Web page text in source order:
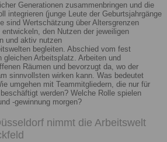
Generationen zusammenbringen und die
integrieren (junge Leute der Geburtsjahrgänge
sind Wertschätzung über Altersgrenzen
entwickeln, den Nutzen der jeweiligen
und aktiv nutzen
begleiten. Abschied vom fest
gleichen Arbeitsplatz. Arbeiten und
Räumen und bevorzugt da, wo der
sinnvollsten wirken kann. Was bedeutet
umgehen mit Teammitgliedern, die nur für
werden? Welche Rolle spielen
-gewinnung morgen?
nimmt die Arbeitswelt